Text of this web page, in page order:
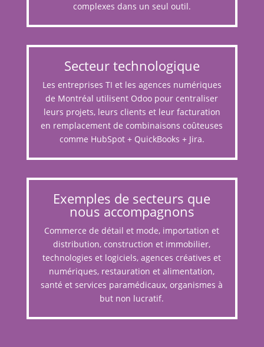
complexes dans un seul outil.
Secteur technologique
Les entreprises TI et les agences numériques
de Montréal utilisent Odoo pour centraliser
leurs projets, leurs clients et leur facturation
en remplacement de combinaisons coûteuses
comme HubSpot + QuickBooks + Jira.
Exemples de secteurs que
nous accompagnons
Commerce de détail et mode, importation et
distribution, construction et immobilier,
technologies et logiciels, agences créatives et
numériques, restauration et alimentation,
santé et services paramédicaux, organismes à
but non lucratif.